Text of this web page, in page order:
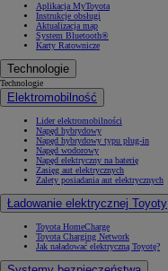
Aplikacja MyToyota
Instrukcje obsługi
Aktualizacja map
System Bluetooth®
Karty Ratownicze
Technologie
Technologie
Elektromobilność
Lider elektromobilności
Napęd hybrydowy
Napęd hybrydowy typu plug-in
Napęd wodorowy
Napęd elektryczny na baterię
Zasięg aut elektrycznych
Zalety posiadania aut elektrycznych
Ładowanie elektrycznej Toyoty
Toyota HomeCharge
Toyota Charging Network
Jak naładować elektryczną Toyotę?